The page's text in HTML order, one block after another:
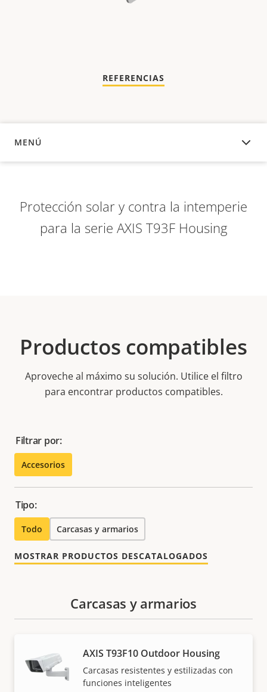
REFERENCIAS
MENÚ
DESCRIPCIÓN
Protección solar y contra la intemperie
para la serie AXIS T93F Housing
Productos compatibles
Aproveche al máximo su solución. Utilice el filtro
para encontrar productos compatibles.
Filtrar por:
Accesorios
Tipo:
Todo Carcasas y armarios
MOSTRAR PRODUCTOS DESCATALOGADOS
Carcasas y armarios
AXIS T93F10 Outdoor Housing
Carcasas resistentes y estilizadas con
funciones inteligentes